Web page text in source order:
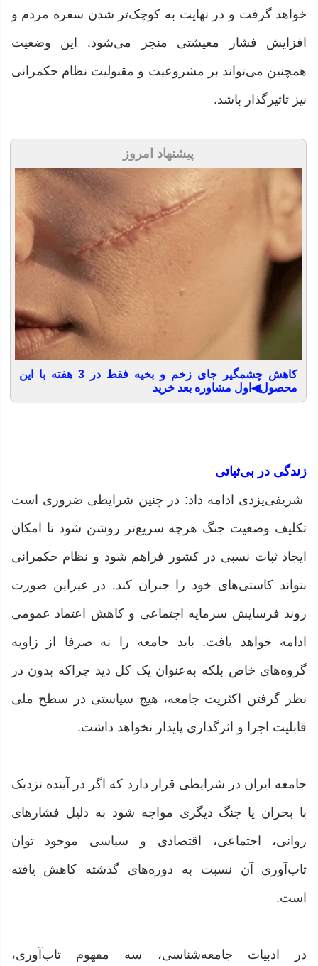
خواهد گرفت و در نهایت به کوچک‌تر شدن سفره مردم و
افزایش فشار معیشتی منجر می‌شود. این وضعیت
همچنین می‌تواند بر مشروعیت و مقبولیت نظام حکمرانی
نیز تاثیرگذار باشد.
پیشنهاد امروز
کاهش چشمگیر جای زخم و بخیه فقط در 3 هفته با این
محصول◀اول مشاوره بعد خرید
زندگی در بی‌ثباتی
شریفی‌یزدی ادامه داد: در چنین شرایطی ضروری است
تکلیف وضعیت جنگ هرچه سریع‌تر روشن شود تا امکان
ایجاد ثبات نسبی در کشور فراهم شود و نظام حکمرانی
بتواند کاستی‌های خود را جبران کند. در غیراین صورت
روند فرسایش سرمایه اجتماعی و کاهش اعتماد عمومی
ادامه خواهد یافت. باید جامعه را نه صرفا از زاویه
گروه‌های خاص بلکه به‌عنوان یک کل دید چراکه بدون در
نظر گرفتن اکثریت جامعه، هیچ سیاستی در سطح ملی
قابلیت اجرا و اثرگذاری پایدار نخواهد داشت.
جامعه ایران در شرایطی قرار دارد که اگر در آینده نزدیک
با بحران یا جنگ دیگری مواجه شود به دلیل فشارهای
روانی، اجتماعی، اقتصادی و سیاسی موجود توان
تاب‌آوری آن نسبت به دوره‌های گذشته کاهش یافته
است.
در ادبیات جامعه‌شناسی، سه مفهوم تاب‌آوری،